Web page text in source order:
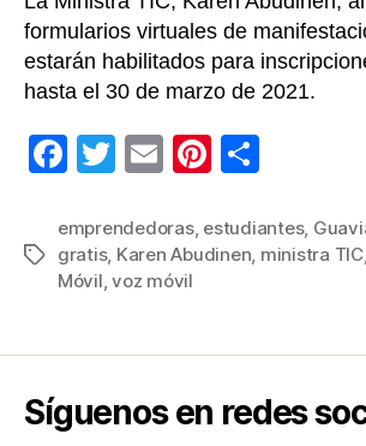
formularios virtuales de
estarán habilitados para
hasta el 30 de marzo de 2021.
F
c
e
o
k
T
tt
er
E
ail
Pi
er
e
m
p
tir
Etiquetas
emprendedoras, estudiantes,
gratis, Karen Abudinen, ministra TIC,
Móvil,voz móvil
Síguenos en redes